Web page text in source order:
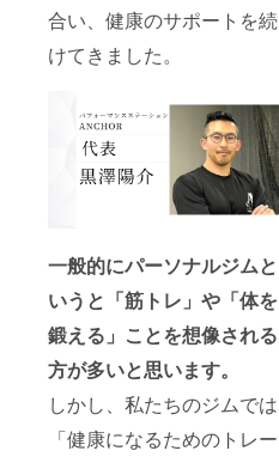
合い、健康のサポートを続
けてきました。
一般的にパーソナルジムと
いうと「筋トレ」や「体を
鍛える」ことを想像される
方が多いと思います。
しかし、私たちのジムでは
「健康になるためのトレー